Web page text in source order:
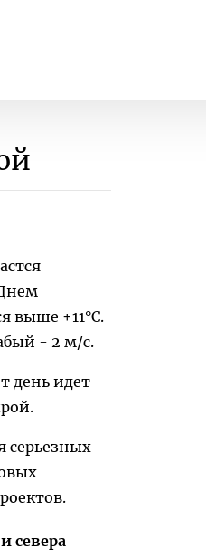
выше +11°C.
- 2 м/с.
день идет
серьезных
севера